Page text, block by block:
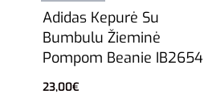
Adidas Kepurė Su
Bumbulu Žieminė
Pompom Beanie IB2654
23,00€